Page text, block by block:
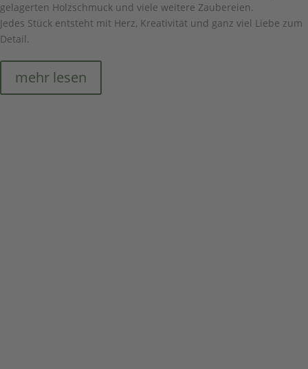
gelagerten Holzschmuck und viele weitere Zaubereien.
Jedes Stück entsteht mit Herz, Kreativität und ganz viel Liebe zum
Detail.
mehr lesen